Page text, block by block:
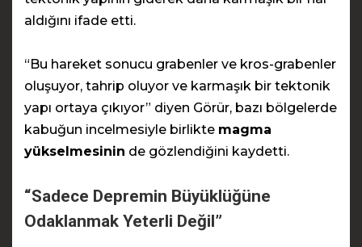
aldığını ifade etti.
“Bu hareket sonucu grabenler ve kros-grabenler
oluşuyor, tahrip oluyor ve karmaşık bir tektonik
yapı ortaya çıkıyor” diyen Görür, bazı bölgelerde
kabuğun incelmesiyle birlikte magma
yükselmesinin de gözlendiğini kaydetti.
“Sadece Depremin Büyüklüğüne
Odaklanmak Yeterli Değil”